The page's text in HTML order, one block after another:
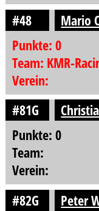
#48
Mario
Punkte: 0
Team: KMR-
Verein:
#81G
Punkte: 0
Team:
Verein:
#82G
Peter